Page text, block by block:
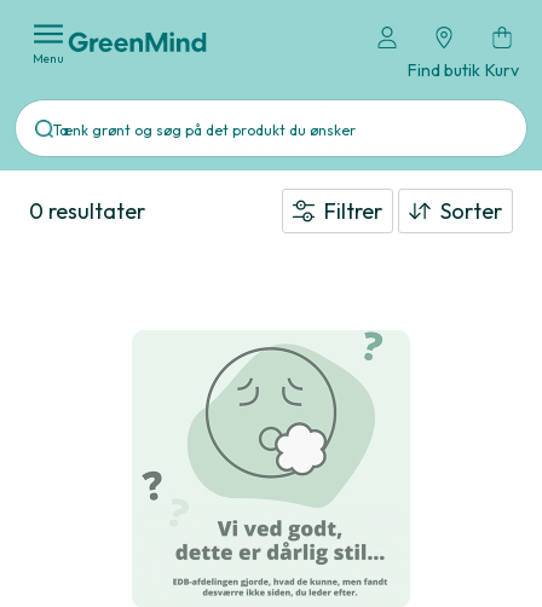
Menu
Find butik Kurv
0 resultater Filtrer Sorter